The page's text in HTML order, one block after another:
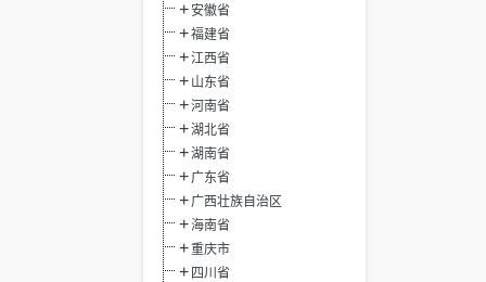
安徽省
福建省
江西省
山东省
河南省
湖北省
湖南省
广东省
广西壮族自治区
海南省
重庆市
四川省